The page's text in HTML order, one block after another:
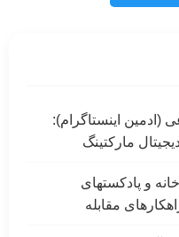
(ادمین اینستاگرام):
مارکتینگ
و پادکستهای
مقابله